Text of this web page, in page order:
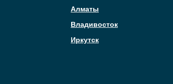
Алматы
Владивосток
Иркутск